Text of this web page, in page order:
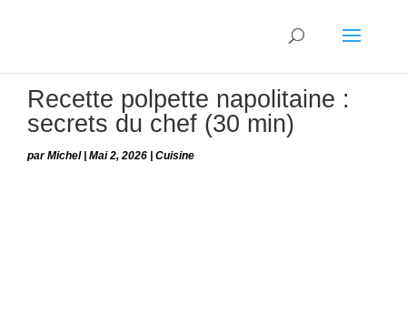
Recette polpette napolitaine :
secrets du chef (30 min)
parMichel| Mai 2, 2026 Cuisine